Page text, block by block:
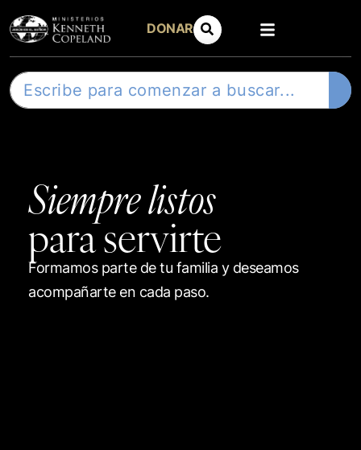
DONAR
Siempre listos
para servirte
Formamos parte de tu familia y deseamos
acompañarte en cada paso.